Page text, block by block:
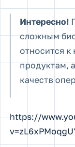
Интересно!
сложным
относится
продуктам,
качеств
https://